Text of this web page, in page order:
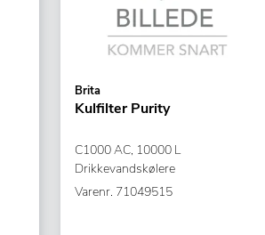
Brita
Kulfilter Purity
C1000 AC, 10000 L
Drikkevandskølere
Varenr. 71049515